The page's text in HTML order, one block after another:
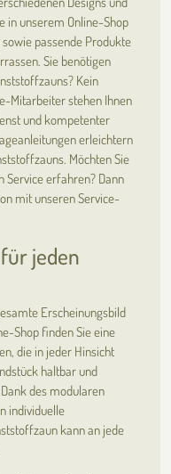
in unserem Online-Shop
passende Produkte
Sie benötigen
Kein
Mitarbeiter stehen Ihnen
und kompetenter
erleichtern
Möchten Sie
Service erfahren? Dann
mit unseren Service-
jeden
Erscheinungsbild
Shop finden Sie eine
die in jeder Hinsicht
haltbar und
des modularen
individuelle
kann an jede